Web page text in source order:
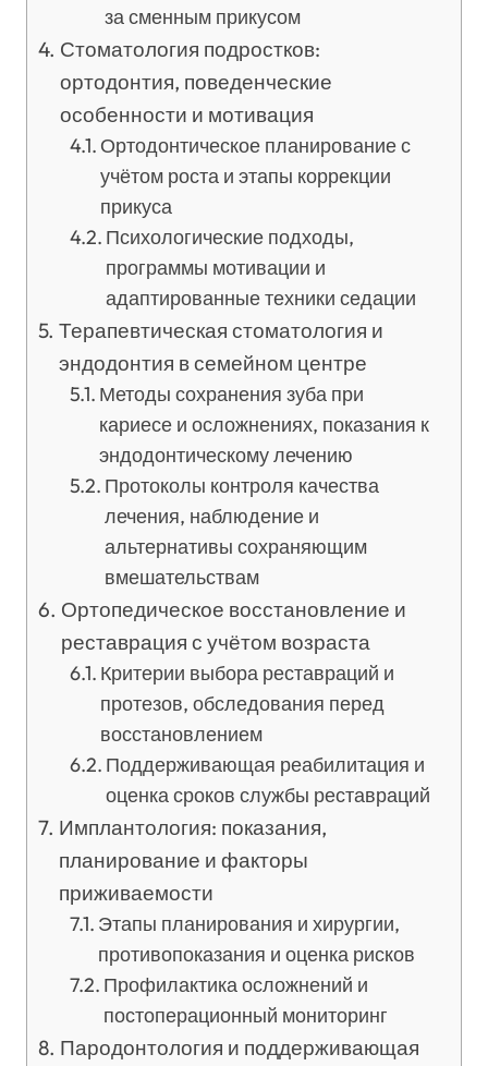
за сменным прикусом
Стоматология подростков:
ортодонтия, поведенческие
особенности и мотивация
Ортодонтическое планирование с
учётом роста и этапы коррекции
прикуса
Психологические подходы,
программы мотивации и
адаптированные техники седации
Терапевтическая стоматология и
эндодонтия в семейном центре
Методы сохранения зуба при
кариесе и осложнениях, показания к
эндодонтическому лечению
Протоколы контроля качества
лечения, наблюдение и
альтернативы сохраняющим
вмешательствам
Ортопедическое восстановление и
реставрация с учётом возраста
Критерии выбора реставраций и
протезов, обследования перед
восстановлением
Поддерживающая реабилитация и
оценка сроков службы реставраций
Имплантология: показания,
планирование и факторы
приживаемости
Этапы планирования и хирургии,
противопоказания и оценка рисков
Профилактика осложнений и
постоперационный мониторинг
Пародонтология и поддерживающая